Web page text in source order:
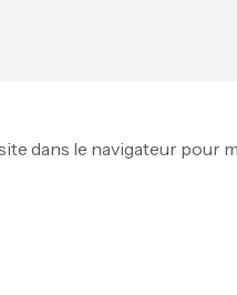
dans le navigateur pour